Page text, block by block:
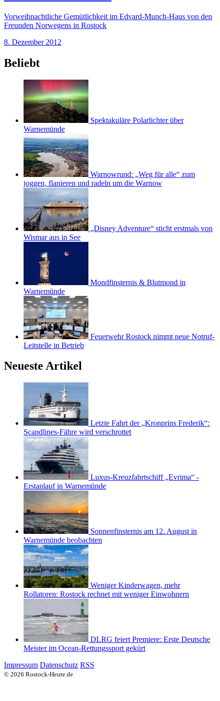
Vorweihnachtliche Gemütlichkeit im Edvard-Munch-Haus von den
Freunden Norwegens in Rostock
8. Dezember 2012
Beliebt
Spektakuläre Polarlichter über
Warnemünde
Warnowrund: „Weg für alle“ zum
joggen, flanieren und radeln um die Warnow
„Disney Adventure“ sticht erstmals von
Wismar aus in See
Mondfinsternis & Blutmond in
Warnemünde
Feuerwehr Rostock nimmt neue Notruf-
Leitstelle in Betrieb
Neueste Artikel
Letzte Fahrt der „Kronprins Frederik“:
Scandlines-Fähre wird verschrottet
Luxus-Kreuzfahrtschiff „Evrima“ -
Erstanlauf in Warnemünde
Sonnenfinsternis am 12. August in
Warnemünde beobachten
Weniger Kinderwagen, mehr
Rollatoren: Rostock rechnet mit weniger Einwohnern
DLRG feiert Premiere: Erste Deutsche
Meister im Ocean-Rettungssport gekürt
Impressum Datenschutz RSS
© 2026 Rostock-Heute.de